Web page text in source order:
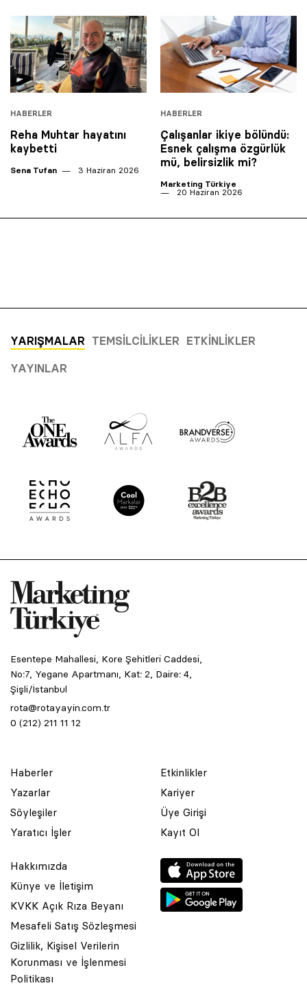
HABERLER
Reha Muhtar hayatını
kaybetti
Sena Tufan 3 Haziran 2026
HABERLER
Çalışanlar ikiye bölündü:
Esnek çalışma özgürlük
mü, belirsizlik mi?
Marketing Türkiye
20 Haziran 2026
YARIŞMALAR TEMSILCILIKLER ETKINLIKLER
YAYINLAR
Esentepe Mahallesi, Kore Şehitleri Caddesi,
No:7, Yegane Apartmanı, Kat: 2, Daire: 4,
Şişli/İstanbul
rota@rotayayin.com.tr
0 (212) 211 11 12
Haberler
Yazarlar
Söyleşiler
Yaratıcı İşler
Etkinlikler
Kariyer
Üye Girişi
Kayıt Ol
Hakkımızda
Künye ve İletişim
KVKK Açık Rıza Beyanı
Mesafeli Satış Sözleşmesi
Gizlilik, Kişisel Verilerin
Korunması ve İşlenmesi
Politikası